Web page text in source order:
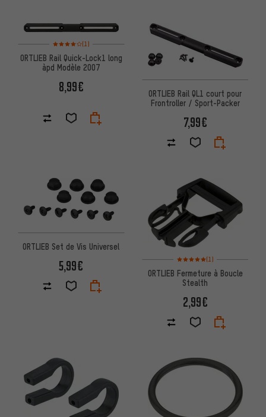
Note moyenne : 4 sur 5 d'après 1 avis
(1)
ORTLIEB Rail Quick-Lock1 long
àpd Modèle 2007
8,99€
ORTLIEB Rail QL1 court pour
Frontroller / Sport-Packer
7,99€
ORTLIEB Set de Vis Universel
5,99€
Note moyenne : 5 sur 5
(1)
ORTLIEB Fermeture à Boucle
Stealth
2,99€